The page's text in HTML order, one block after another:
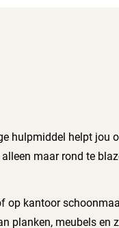
hulpmiddel helpt jou
maar rond te
op kantoor
planken, meubels